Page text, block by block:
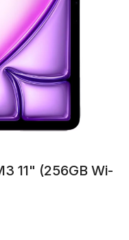
11" (256GB Wi-